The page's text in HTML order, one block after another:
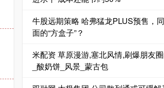
牛股远期策略 哈弗猛龙PLUS预售，
面的“方盒子”？
米配资 草原漫游,塞北风情,刷爆朋友
_酸奶饼_风景_蒙古包